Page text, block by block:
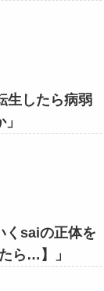
生したら病弱
くsaiの正体を
ら…】」